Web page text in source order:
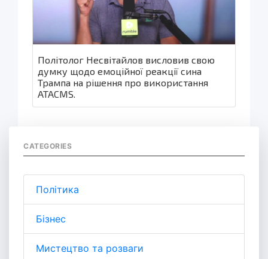
Політолог Несвітайлов висловив свою
думку щодо емоційної реакції сина
Трампа на рішення про використання
ATACMS.
CATEGORIES
Політика
Бізнес
Мистецтво та розваги